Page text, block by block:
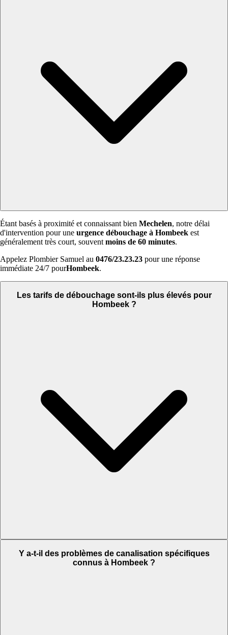
Étant basés à proximité et connaissant bien Mechelen, notre délai
d'intervention pour une urgence débouchage à Hombeek est
généralement très court, souvent moins de 60 minutes.
Appelez Plombier Samuel au 0476/23.23.23 pour une réponse
immédiate 24/7 pourHombeek.
Les tarifs de débouchage sont-ils plus élevés pour
Hombeek ?
Y a-t-il des problèmes de canalisation spécifiques
connus à Hombeek ?